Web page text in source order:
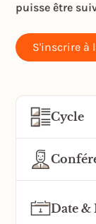
puisse être
S'inscrire à
Cycle
Date &